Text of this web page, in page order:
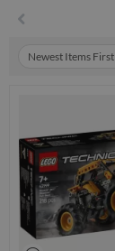
Newest Items First